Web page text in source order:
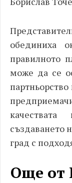
обединиха
правилното
може да се
създаването
град с
Още от